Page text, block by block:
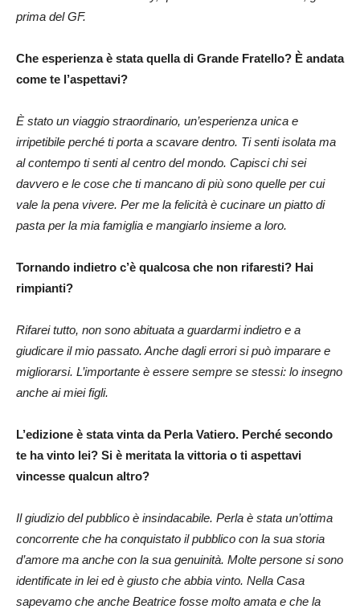
prima del GF.
Che esperienza è stata quella di Grande Fratello? È andata
come te l’aspettavi?
È stato un viaggio straordinario, un’esperienza unica e
irripetibile perché ti porta a scavare dentro. Ti senti isolata ma
al contempo ti senti al centro del mondo. Capisci chi sei
davvero e le cose che ti mancano di più sono quelle per cui
vale la pena vivere. Per me la felicità è cucinare un piatto di
pasta per la mia famiglia e mangiarlo insieme a loro.
Tornando indietro c’è qualcosa che non rifaresti? Hai
rimpianti?
Rifarei tutto, non sono abituata a guardarmi indietro e a
giudicare il mio passato. Anche dagli errori si può imparare e
migliorarsi. L’importante è essere sempre se stessi: lo insegno
anche ai miei figli.
L’edizione è stata vinta da Perla Vatiero. Perché secondo
te ha vinto lei? Si è meritata la vittoria o ti aspettavi
vincesse qualcun altro?
Il giudizio del pubblico è insindacabile. Perla è stata un’ottima
concorrente che ha conquistato il pubblico con la sua storia
d’amore ma anche con la sua genuinità. Molte persone si sono
identificate in lei ed è giusto che abbia vinto. Nella Casa
sapevamo che anche Beatrice fosse molto amata e che la